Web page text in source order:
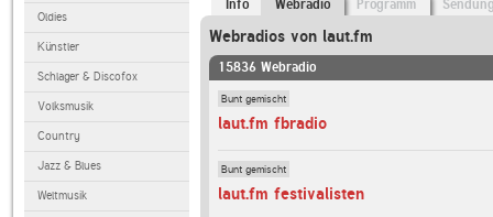
Oldies
Künstler
Schlager & Discofox
Volksmusik
Country
Jazz & Blues
Weltmusik
Info Webradio Programm
Webradios von laut.fm
15836 Webradio
Bunt gemischt
laut.fm fbradio
Bunt gemischt
laut.fm festivalisten